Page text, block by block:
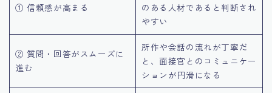
① 信頼感が高まる
のある人材であると判断され
やすい
② 質問・回答がスムーズに
進む
所作や会話の流れが丁寧だ
と、面接官とのコミュニケー
ションが円滑になる